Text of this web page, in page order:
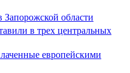
Запорожской области
в трех центральных
европейскими